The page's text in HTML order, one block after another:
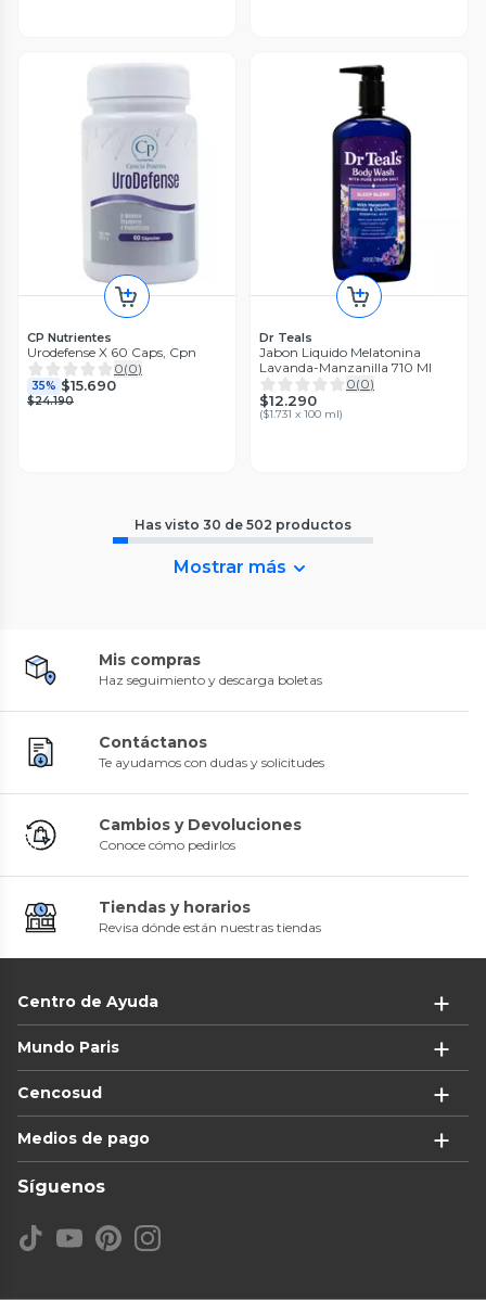
CP Nutrientes
Urodefense X 60 Caps, Cpn
0(0)
35% $15.690
$24.190
Dr Teals
Jabon Liquido Melatonina
Lavanda-Manzanilla 710 Ml
0(0)
$12.290
($1.731 x 100 ml)
Has visto 30 de 502 productos
Mostrar más
Mis compras
Haz seguimiento y descarga boletas
Contáctanos
Te ayudamos con dudas y solicitudes
Cambios y Devoluciones
Conoce cómo pedirlos
Tiendas y horarios
Revisa dónde están nuestras tiendas
Centro de Ayuda
Mundo Paris
Cencosud
Medios de pago
Síguenos